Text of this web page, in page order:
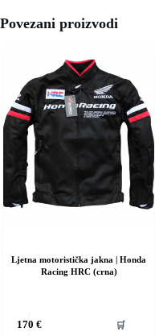
Povezani proizvodi
Ljetna motoristička jakna | Honda
Racing HRC (crna)
170 € 🛒